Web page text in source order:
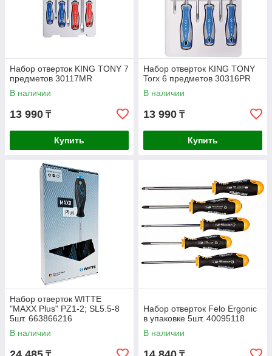
Набор отверток KING TONY 7
предметов 30117MR
В наличии
13 990 ₸
Купить
Набор отверток KING TONY
Torx 6 предметов 30316PR
В наличии
13 990 ₸
Купить
Набор отверток WITTE
"MAXX Plus" PZ1-2; SL5.5-8
5шт. 663866216
В наличии
Набор отверток Felo Ergonic
в упаковке 5шт. 40095118
В наличии